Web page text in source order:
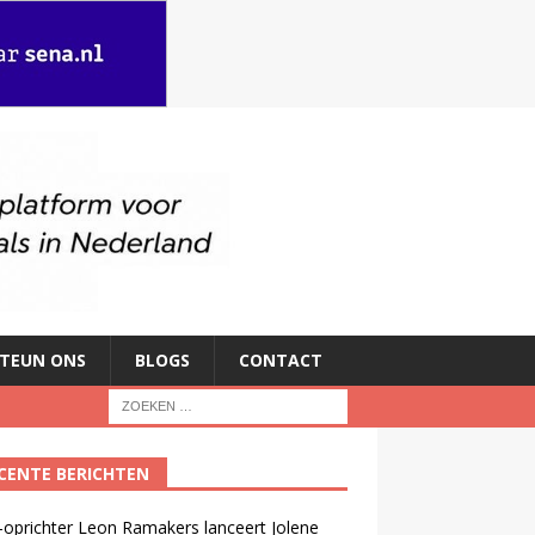
ONS BLOGS CONTACT
BERICHTEN
oprichter Leon Ramakers lanceert Jolene